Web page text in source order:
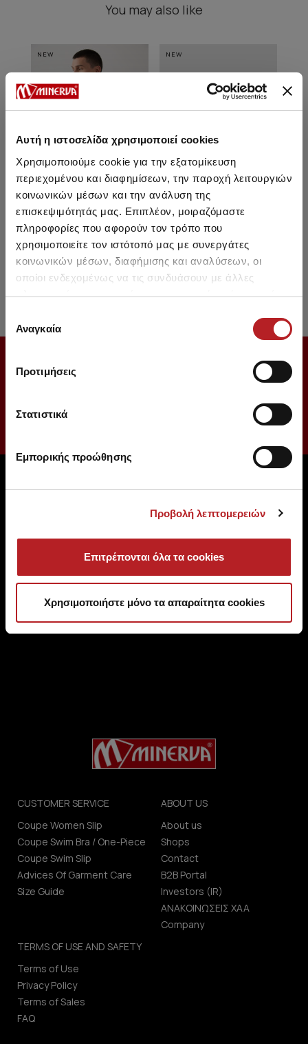
Αυτή η ιστοσελίδα χρησιμοποιεί cookies
Χρησιμοποιούμε cookie για την εξατομίκευση
περιεχομένου και διαφημίσεων, την παροχή λειτουργιών
κοινωνικών μέσων και την ανάλυση της
επισκεψιμότητάς μας. Επιπλέον, μοιραζόμαστε
πληροφορίες που αφορούν τον τρόπο που
χρησιμοποιείτε τον ιστότοπό μας με συνεργάτες
κοινωνικών μέσων, διαφήμισης και αναλύσεων, οι
οποίοι ενδεχομένως να τις συνδυάσουν με άλλες
πληροφορίες που τους έχετε παραχωρήσει ή τις οποίες
των υπηρεσιών τους.
συγκατάθεσης
Αναγκαία
Προτιμήσεις
Στατιστικά
Εμπορικής προώθησης
Προβολή λεπτομερειών
Επιτρέπονται όλα τα cookies
Χρησιμοποιήστε μόνο τα απαραίτητα cookies
You may also like
NEW
One Color Men's T-shirt
17,50 €15,30 €
NEW
Popline Check Loose
Cotton Men's Boxer with
Opening 2 pcs
From 27,20 € to 31,40 €
SHIPPING
PAYMENTS
CUSTOMER SERVICE
Coupe Women Slip
Coupe Swim Bra / One-Piece
Coupe Swim Slip
Advices Of Garment Care
Size Guide
ABOUT US
About us
Shops
Contact
B2B Portal
Investors (IR)
ΑΝΑΚΟΙΝΩΣΕΙΣ ΧΑΑ
Company
TERMS OF USE AND SAFETY
Terms of Use
Privacy Policy
Terms of Sales
FAQ